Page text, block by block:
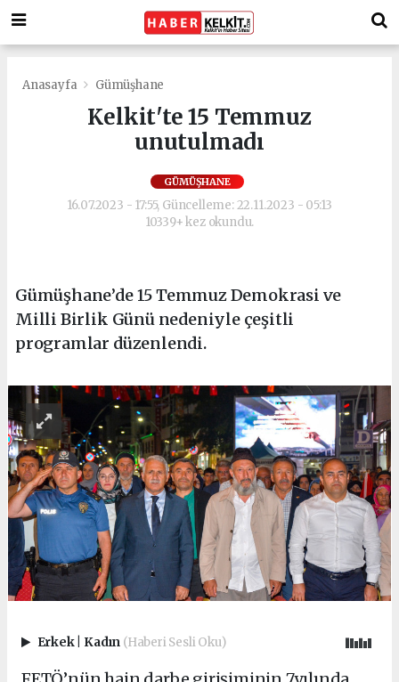
Anasayfa Gümüşhane
Kelkit'te 15 Temmuz
unutulmadı
GÜMÜŞHANE
16.07.2023 - 17:55, Güncelleme: 22.11.2023 - 05:13
10339+ kez okundu.
Gümüşhane’de 15 Temmuz Demokrasi ve
Milli Birlik Günü nedeniyle çeşitli
programlar düzenlendi.
Erkek Kadın (Haberi Sesli Oku)